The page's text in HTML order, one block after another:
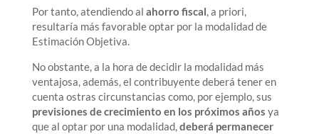
Por tanto, atendiendo al ahorro fiscal, a priori,
resultaría más favorable optar por la modalidad de
Estimación Objetiva.
No obstante, a la hora de decidir la modalidad más
ventajosa, además, el contribuyente deberá tener en
cuenta ostras circunstancias como, por ejemplo, sus
previsiones de crecimiento en los próximos años ya
que al optar por una modalidad,deberá permanecer